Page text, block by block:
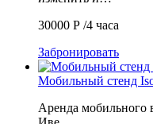
30000 Р /4 часа
Забронировать
Мобильный стенд
Аренда мобильного